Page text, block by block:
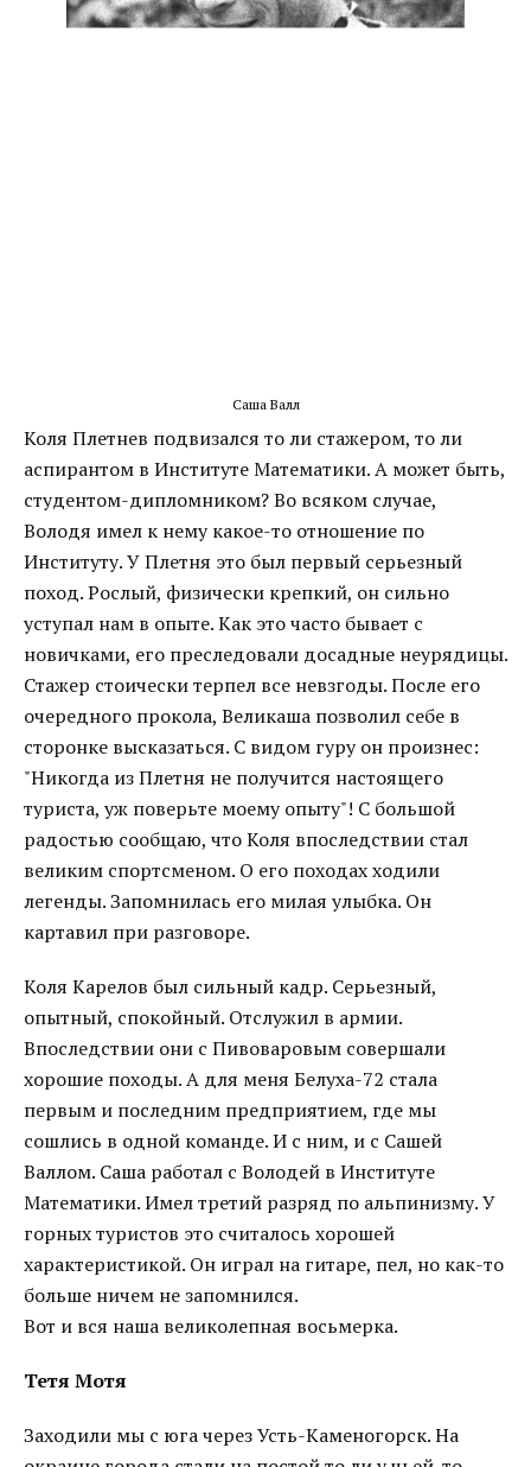
Саша Валл
Коля Плетнев подвизался то ли стажером, то ли
аспирантом в Институте Математики. А может быть,
студентом-дипломником? Во всяком случае,
Володя имел к нему какое-то отношение по
Институту. У Плетня это был первый серьезный
поход. Рослый, физически крепкий, он сильно
уступал нам в опыте. Как это часто бывает с
новичками, его преследовали досадные неурядицы.
Стажер стоически терпел все невзгоды. После его
очередного прокола, Великаша позволил себе в
сторонке высказаться. С видом гуру он произнес:
"Никогда из Плетня не получится настоящего
туриста, уж поверьте моему опыту"! С большой
радостью сообщаю, что Коля впоследствии стал
великим спортсменом. О его походах ходили
легенды. Запомнилась его милая улыбка. Он
картавил при разговоре.
Коля Карелов был сильный кадр. Серьезный,
опытный, спокойный. Отслужил в армии.
Впоследствии они с Пивоваровым совершали
хорошие походы. А для меня Белуха-72 стала
первым и последним предприятием, где мы
сошлись в одной команде. И с ним, и с Сашей
Валлом. Саша работал с Володей в Институте
Математики. Имел третий разряд по альпинизму. У
горных туристов это считалось хорошей
характеристикой. Он играл на гитаре, пел, но как-то
больше ничем не запомнился.
Вот и вся наша великолепная восьмерка.
Тетя Мотя
Заходили мы с юга через Усть-Каменогорск. На